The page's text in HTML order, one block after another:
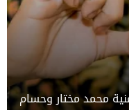
محمد مختار وحسام